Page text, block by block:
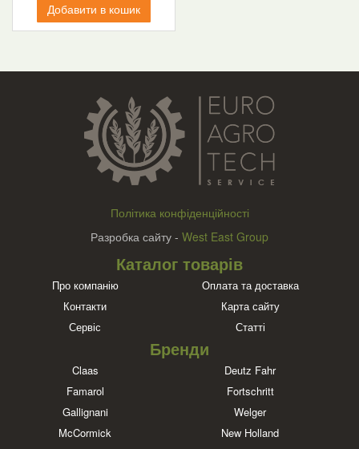
Добавити в кошик
Політика конфіденційності
Разробка сайту - West East Group
Каталог товарів
Про компанію
Оплата та доставка
Контакти
Карта сайту
Сервіс
Статті
Бренди
Claas
Deutz Fahr
Famarol
Fortschritt
Gallignani
Welger
McCormick
New Holland